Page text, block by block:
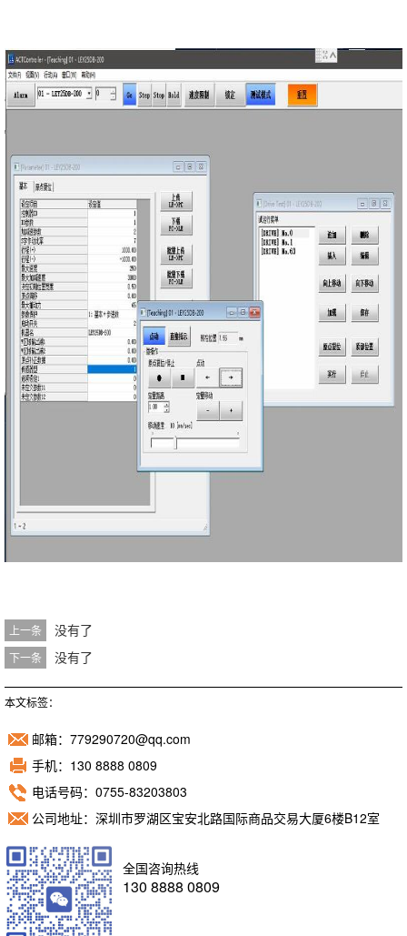
上一条 没有了
下一条 没有了
本文标签：
邮箱：779290720@qq.com
手机：130 8888 0809
电话号码：0755-83203803
公司地址：深圳市罗湖区宝安北路国际商品交易大厦6楼B12室
全国咨询热线
130 8888 0809